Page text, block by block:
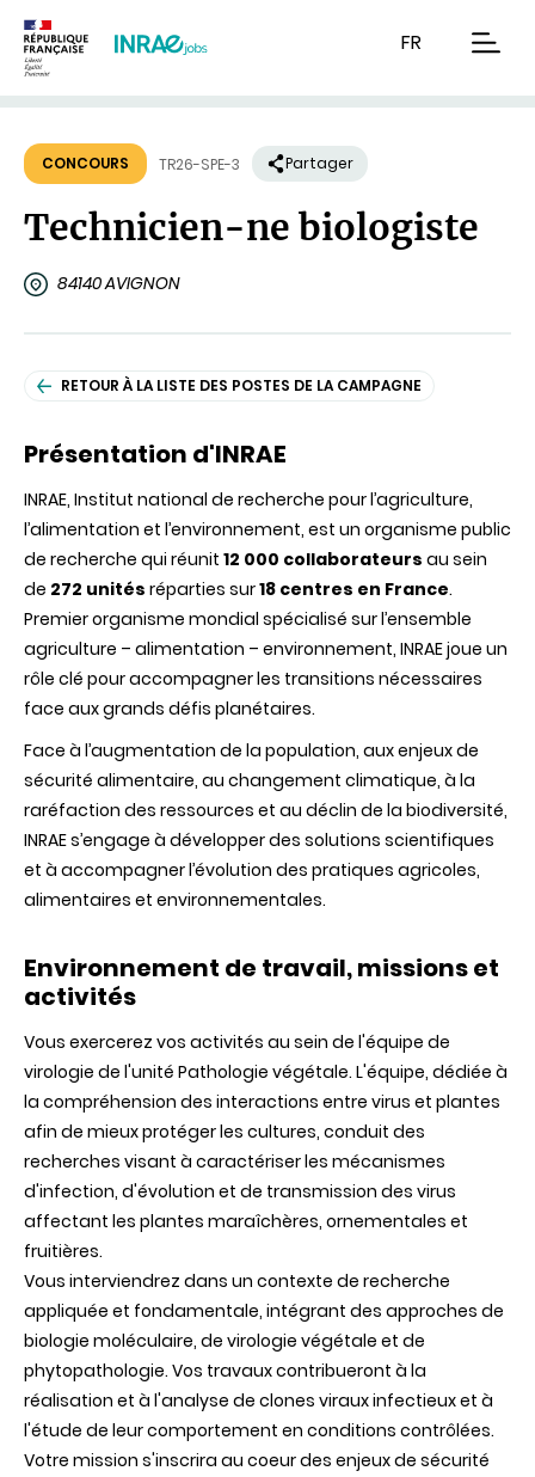
FR
CONCOURS TR26-SPE-3 Partager
Technicien-ne biologiste
84140 AVIGNON
RETOUR À LA LISTE DES POSTES DE LA CAMPAGNE
Présentation d'INRAE
INRAE, Institut national de recherche pour l’agriculture,
l’alimentation et l’environnement, est un organisme public
de recherche qui réunit 12 000 collaborateurs au sein
de 272 unités réparties sur18 centres en France.
Premier organisme mondial spécialisé sur l’ensemble
agriculture – alimentation – environnement, INRAE joue un
rôle clé pour accompagner les transitions nécessaires
face aux grands défis planétaires.
Face à l’augmentation de la population, aux enjeux de
sécurité alimentaire, au changement climatique, à la
raréfaction des ressources et au déclin de la biodiversité,
INRAE s’engage à développer des solutions scientifiques
et à accompagner l’évolution des pratiques agricoles,
alimentaires et environnementales.
Environnement de travail, missions et
activités
Vous exercerez vos activités au sein de l'équipe de
virologie de l'unité Pathologie végétale. L'équipe, dédiée à
la compréhension des interactions entre virus et plantes
afin de mieux protéger les cultures, conduit des
recherches visant à caractériser les mécanismes
d'infection, d'évolution et de transmission des virus
affectant les plantes maraîchères, ornementales et
fruitières.
Vous interviendrez dans un contexte de recherche
appliquée et fondamentale, intégrant des approches de
biologie moléculaire, de virologie végétale et de
phytopathologie. Vos travaux contribueront à la
réalisation et à l'analyse de clones viraux infectieux et à
l'étude de leur comportement en conditions contrôlées.
Votre mission s'inscrira au coeur des enjeux de sécurité